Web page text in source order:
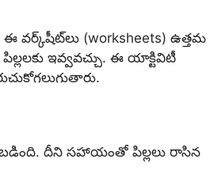
వర్క్‌షీట్‌లు (worksheets) ఉత్తమ
ఇవ్వవచ్చు. ఈ యాక్టివిటీ
దీని సహాయంతో పిల్లలు రాసిన